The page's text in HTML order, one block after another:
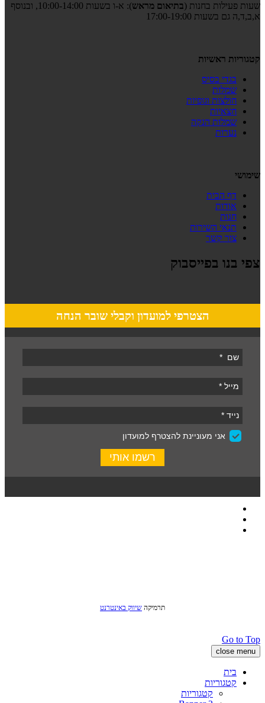
שעות פעילות בחנות (בתיאום מראש
): א-ו בשעות 10:00-14:00, ובנוסף
א,ב,ד,ה גם בשעות 17:00-19:00
קטגוריות ראשיות
בגדי בסיס
שמלות
חולצות וגופיות
חצאיות
שמלות הנקה
נערות
שימושי
דף הבית
אודות
חנות
תנאי השירות
צור קשר
צפי בנו בפייסבוק
הצטרפי למועדון וקבלי שובר הנחה
תרמיקה שיווק באינטרנט
Go to Top
close menu
בית
קטגוריות
קטגוריות